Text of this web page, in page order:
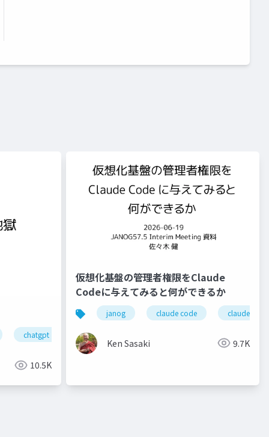
chatgpt janogdon
10.5K
仮想化基盤の管理者権限をClaude
Codeに与えてみると何ができるか
janog claude code claude
Ken Sasaki 9.7K